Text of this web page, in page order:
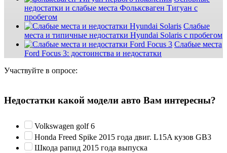
недостатки и слабые места Фольксваген Тигуан с
пробегом
Слабые
места и типичные недостатки Hyundai Solaris с пробегом
Слабые места
Ford Focus 3: достоинства и недостатки
Участвуйте в опросе:
Недостатки какой модели авто Вам интересны?
Volkswagen golf 6
Honda Freed Spike 2015 года двиг. L15A кузов GB3
Шкода рапид 2015 года выпуска